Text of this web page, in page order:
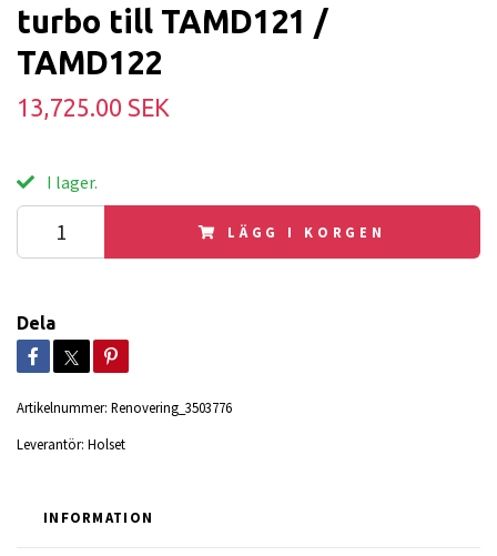
turbo till TAMD121 /
TAMD122
13,725.00 SEK
I lager.
LÄGG I KORGEN
Dela
Artikelnummer: Renovering_3503776
Leverantör: Holset
INFORMATION